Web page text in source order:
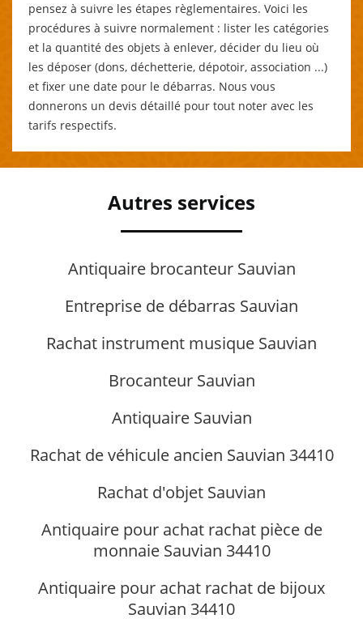
pensez à suivre les étapes règlementaires. Voici les
procédures à suivre normalement : lister les catégories
et la quantité des objets à enlever, décider du lieu où
les déposer (dons, déchetterie, dépotoir, association ...)
et fixer une date pour le débarras. Nous vous
donnerons un devis détaillé pour tout noter avec les
tarifs respectifs.
Autres services
Antiquaire brocanteur Sauvian
Entreprise de débarras Sauvian
Rachat instrument musique Sauvian
Brocanteur Sauvian
Antiquaire Sauvian
Rachat de véhicule ancien Sauvian 34410
Rachat d'objet Sauvian
Antiquaire pour achat rachat pièce de
monnaie Sauvian 34410
Antiquaire pour achat rachat de bijoux
Sauvian 34410